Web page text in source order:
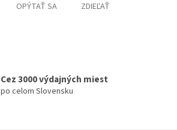
OPÝTAŤ SA ZDIEĽAŤ
Cez 3000 výdajných miest
po celom Slovensku